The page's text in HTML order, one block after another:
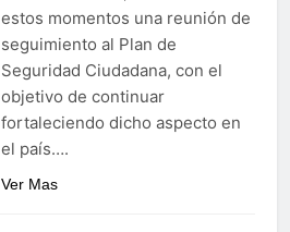
estos momentos una reunión de
seguimiento al Plan de
Seguridad Ciudadana, con el
objetivo de continuar
fortaleciendo dicho aspecto en
el país….
Ver Mas